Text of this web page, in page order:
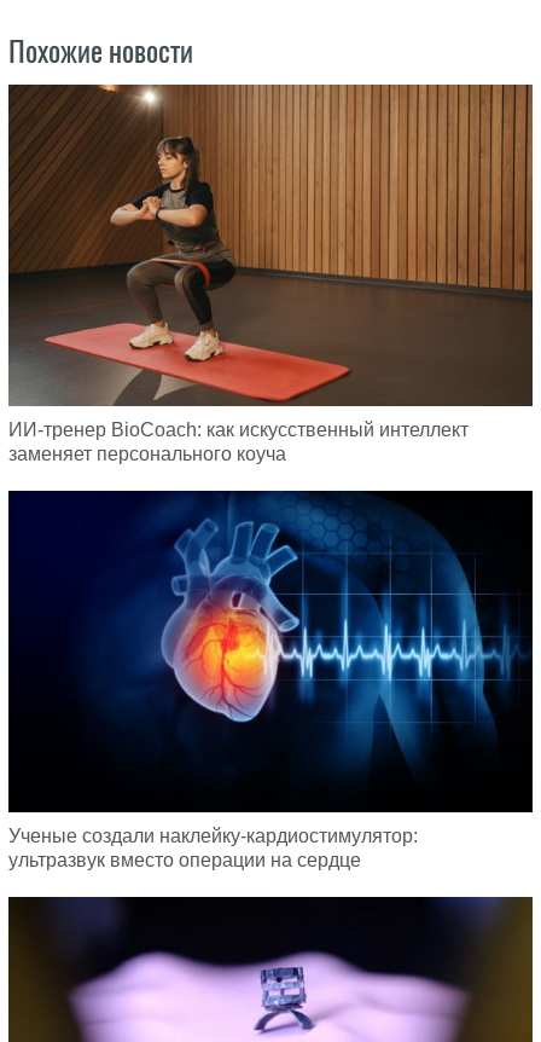
Похожие новости
ИИ-тренер BioCoach: как искусственный интеллект
заменяет персонального коуча
Ученые создали наклейку-кардиостимулятор:
ультразвук вместо операции на сердце